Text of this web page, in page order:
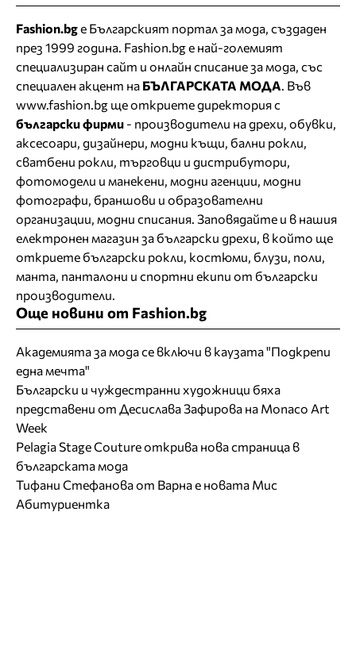
Fashion.bgе Българският портал за мода, създаден
през 1999 година. Fashion.bg е най-големият
специализиран сайт и онлайн списание за мода, със
специален акцент на БЪЛГАРСКАТА МОДА . Във
www.fashion.bg ще откриетедиректорияс
български фирми - производители на дрехи, обувки,
аксесоари, дизайнери, модни къщи, бални рокли
сватбени рокли , търговци и дистрибутори,
фотомодели и манекени, модни агенции, модни
фотографи, браншови и образователни
организации, модни списания. Заповядайте и в нашия
електронен магазин за български дрехи , в който ще
откриете български рокли , костюми, блузи, поли,
манта, панталони и спортни екипи от български
производители.
Още новини от Fashion.bg
Академията за мода се включи в каузата "Подкрепи
една мечта"
Български и чуждестранни художници бяха
представени от Десислава Зафирова на Monaco Art
Week
Pelagia Stage Couture открива нова страница в
българската мода
Тифани Стефанова от Варна е новата Мис
Абитуриентка